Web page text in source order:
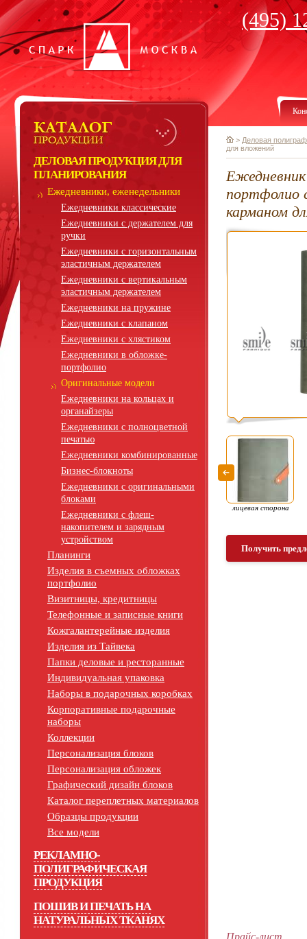
(495)
ДЕЛОВАЯ ПРОДУКЦИЯ ДЛЯ
ПЛАНИРОВАНИЯ
Ежедневники, еженедельники
Ежедневники классические
Ежедневники с держателем для
ручки
Ежедневники с горизонтальным
эластичным держателем
Ежедневники с вертикальным
эластичным держателем
Ежедневники на пружине
Ежедневники с клапаном
Ежедневники с хлястиком
Ежедневники в обложке-
портфолио
Оригинальные модели
Ежедневники на кольцах и
органайзеры
Ежедневники с полноцветной
печатью
Ежедневники комбинированные
Бизнес-блокноты
Ежедневники с оригинальными
блоками
Ежедневники с флеш-
накопителем и зарядным
устройством
Планинги
Изделия в съемных обложках
портфолио
Визитницы, кредитницы
Телефонные и записные книги
Кожгалантерейные изделия
Изделия из Тайвека
Папки деловые и ресторанные
Индивидуальная упаковка
Наборы в подарочных коробках
Корпоративные подарочные
наборы
Коллекции
Персонализация блоков
Персонализация обложек
Графический дизайн блоков
Каталог переплетных материалов
Образцы продукции
Все модели
РЕКЛАМНО-
ПОЛИГРАФИЧЕСКАЯ
ПРОДУКЦИЯ
ПОШИВ И ПЕЧАТЬ НА
НАТУРАЛЬНЫХ ТКАНЯХ
> Деловая
для вложений
портфолио
карманом
лицевая сторона
Получить
Прайс-лист